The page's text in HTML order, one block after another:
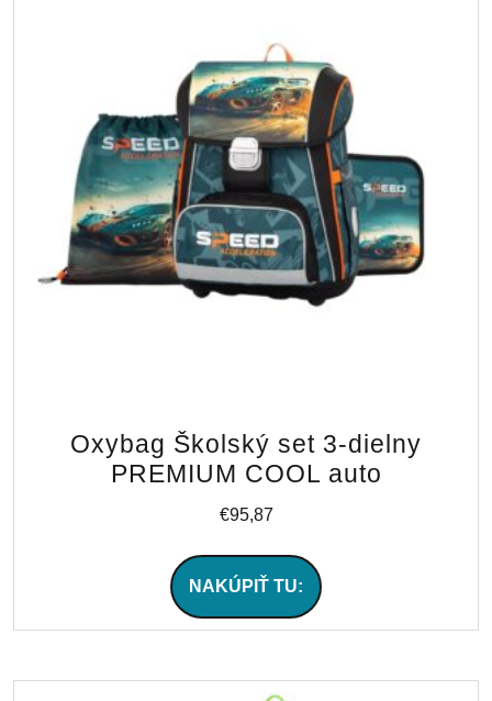
Oxybag Školský set 3-dielny
PREMIUM COOL auto
€95,87
NAKÚPIŤ TU: